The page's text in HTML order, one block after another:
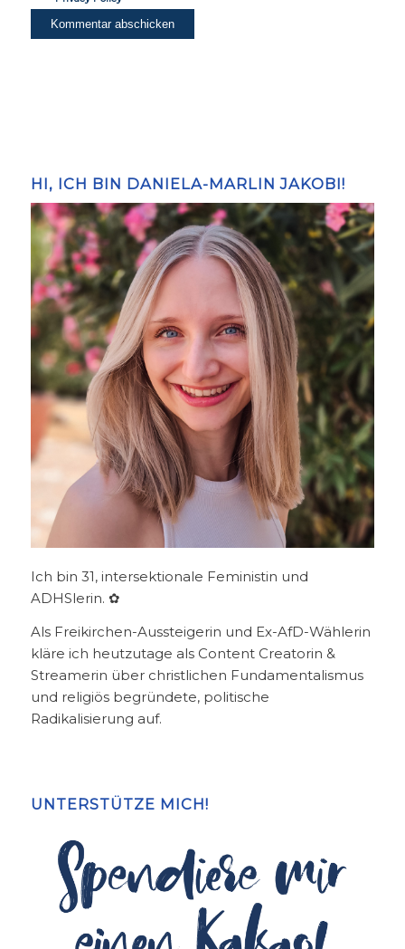
HI, ICH BIN DANIELA-MARLIN JAKOBI!
Ich bin 31, intersektionale Feministin und
ADHSlerin. ✿
Als Freikirchen-Aussteigerin und Ex-AfD-Wählerin
kläre ich heutzutage als Content Creatorin &
Streamerin über christlichen Fundamentalismus
und religiös begründete, politische
Radikalisierung auf.
UNTERSTÜTZE MICH!